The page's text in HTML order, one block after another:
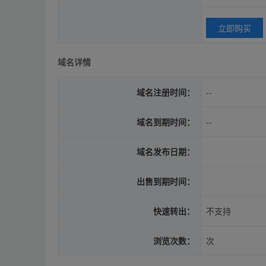
立即购买
域名详情
域名注册时间： --
域名到期时间： --
域名发布日期：
出售到期时间：
快速转出： 不支持
浏览次数： 次